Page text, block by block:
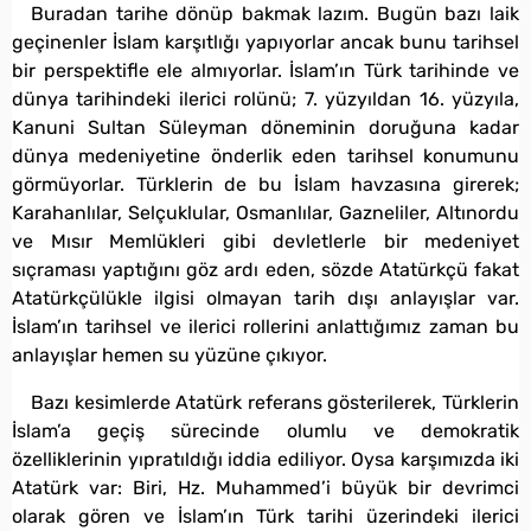
Buradan tarihe dönüp bakmak lazım. Bugün bazı laik
geçinenler İslam karşıtlığı yapıyorlar ancak bunu tarihsel
bir perspektifle ele almıyorlar. İslam’ın Türk tarihinde ve
dünya tarihindeki ilerici rolünü; 7. yüzyıldan 16. yüzyıla,
Kanuni Sultan Süleyman döneminin doruğuna kadar
dünya medeniyetine önderlik eden tarihsel konumunu
görmüyorlar. Türklerin de bu İslam havzasına girerek;
Karahanlılar, Selçuklular, Osmanlılar, Gazneliler, Altınordu
ve Mısır Memlükleri gibi devletlerle bir medeniyet
sıçraması yaptığını göz ardı eden, sözde Atatürkçü fakat
Atatürkçülükle ilgisi olmayan tarih dışı anlayışlar var.
İslam’ın tarihsel ve ilerici rollerini anlattığımız zaman bu
anlayışlar hemen su yüzüne çıkıyor.
Bazı kesimlerde Atatürk referans gösterilerek, Türklerin
İslam’a geçiş sürecinde olumlu ve demokratik
özelliklerinin yıpratıldığı iddia ediliyor. Oysa karşımızda iki
Atatürk var: Biri, Hz. Muhammed’i büyük bir devrimci
olarak gören ve İslam’ın Türk tarihi üzerindeki ilerici